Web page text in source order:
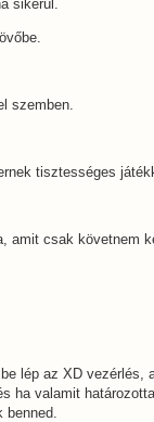
sikerül.
szemben.
tisztességes
amit csak követnem
lép az XD vezérlés,
ha valamit
benned.